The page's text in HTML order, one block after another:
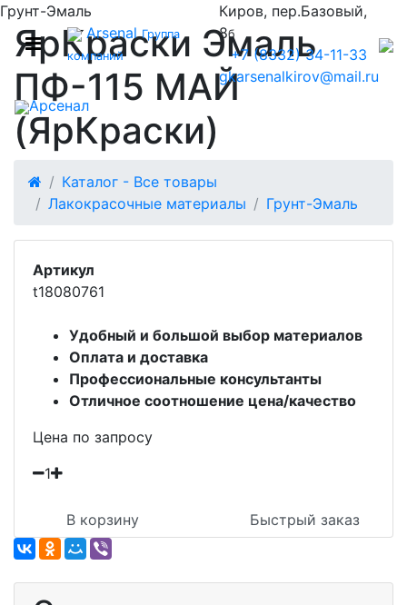
ArsenalГруппа
компаний
Киров, пер.Базовый,
8б
+7 (8332) 34-11-33
gkarsenalkirov@mail.ru
Арсенал
Грунт-Эмаль
ЯрКраски Эмаль
ПФ-115 МАЙ
(ЯрКраски)
Каталог - Все товары
Лакокрасочные материалы
Грунт-Эмаль
Артикул
t18080761
Удобный и большой выбор материалов
Оплата и доставка
Профессиональные консультанты
Отличное соотношение цена/качество
Цена по запросу
1
В корзину Быстрый заказ